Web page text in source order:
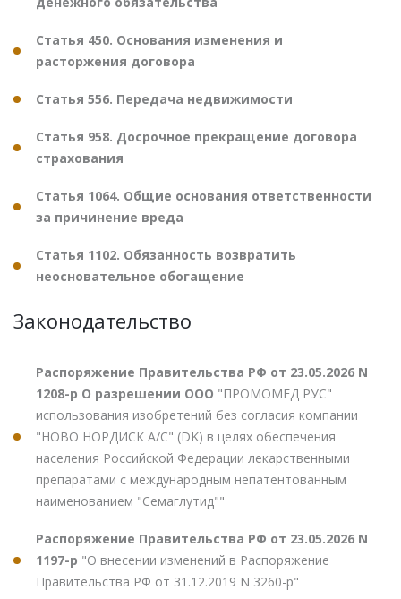
Статья 450. Основания изменения и
расторжения договора
Статья 556. Передача недвижимости
Статья 958. Досрочное прекращение договора
страхования
Статья 1064. Общие основания ответственности
за причинение вреда
Статья 1102. Обязанность возвратить
неосновательное обогащение
Законодательство
Распоряжение Правительства РФ от 23.05.2026 N
1208-р О разрешении ООО "ПРОМОМЕД РУС"
использования изобретений без согласия компании
"НОВО НОРДИСК А/С" (DK) в целях обеспечения
населения Российской Федерации лекарственными
препаратами с международным непатентованным
наименованием "Семаглутид""
Распоряжение Правительства РФ от 23.05.2026 N
1197-р "О внесении изменений в Распоряжение
Правительства РФ от 31.12.2019 N 3260-р"